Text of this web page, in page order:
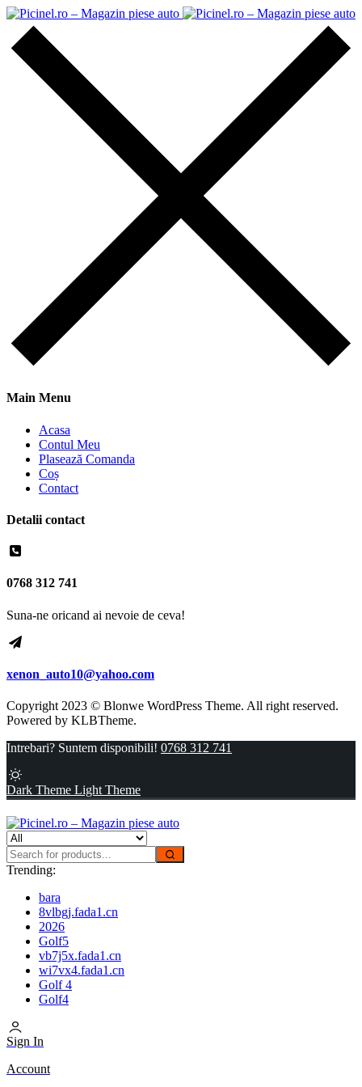
Main Menu
Acasa
Contul Meu
Plasează Comanda
Coș
Contact
Detalii contact
0768 312 741
Suna-ne oricand ai nevoie de ceva!
xenon_auto10@yahoo.com
Copyright 2023 © Blonwe WordPress Theme. All right reserved.
Powered by KLBTheme.
Intrebari? Suntem disponibili! 0768 312 741
Dark Theme Light Theme
Trending:
bara
8vlbgj.fada1.cn
2026
Golf5
vb7j5x.fada1.cn
wi7vx4.fada1.cn
Golf 4
Golf4
Sign In
Account